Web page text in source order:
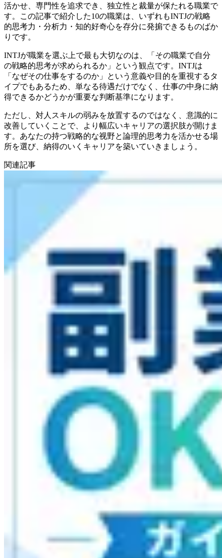
活かせ、専門性を追求でき、独立性と裁量が保たれる職業で
す。この記事で紹介した10の職業は、いずれもINTJの戦略
的思考力・分析力・知的好奇心を存分に発掮できるものばか
りです。
INTJが職業を選ぶ上で最も大切なのは、「その職業で自分
の戦略的思考が求められるか」という観点です。INTJは
「なぜその仕事をするのか」という意義や目的を重視するタ
イプでもあるため、単なる待遇だけでなく、仕事の中身に納
得できるかどうかが重要な判断基準になります。
ただし、対人スキルの弱みを放置するのではなく、意識的に
改善していくことで、より幅広いキャリアの選択肢が開けま
す。あなたの持つ戦略的な视野と論理的思考力を活かせる場
所を選び、納得のいくキャリアを築いていきましょう。
関連記事